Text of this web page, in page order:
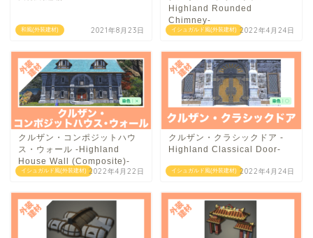
和風(外装建材) 2021年8月23日 イシュガルド風(外装建材)
Highland Rounded
Chimney-
2022年4月24日
イシュガルド風(外装建材)
クルザン・コンポジットハウ
ス・ウォール -Highland
House Wall (Composite)-
2022年4月22日 イシュガルド風(外装建材)
クルザン・クラシックドア -
Highland Classical Door-
2022年4月24日